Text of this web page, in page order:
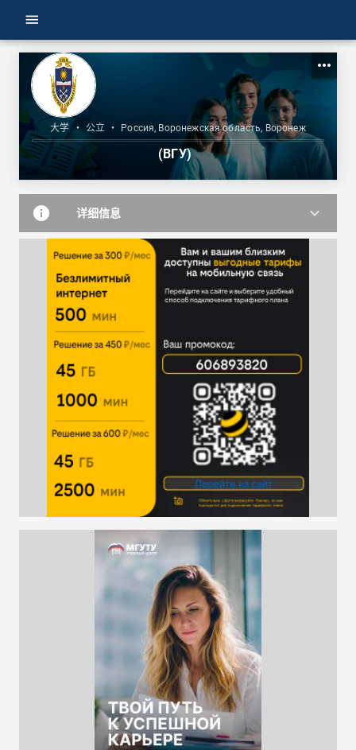
menu
more_horiz
大学 • 公立 • Россия, Воронежская область, Воронеж
(ВГУ)
info 详细信息 keyboard_arrow_down